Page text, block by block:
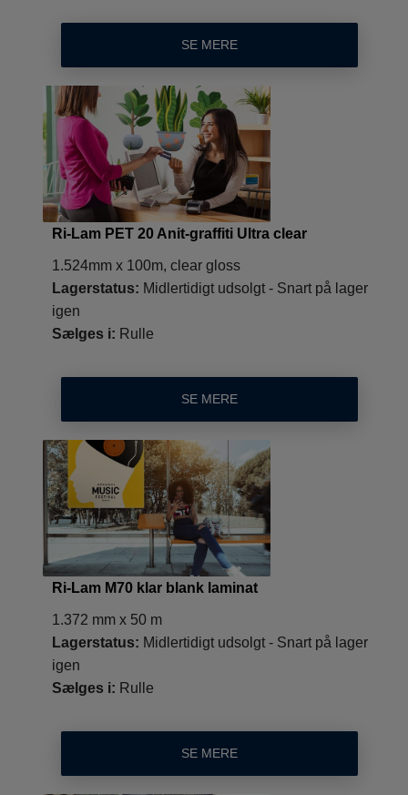
SE MERE
Ri-Lam PET 20 Anit-graffiti Ultra clear
1.524mm x 100m, clear gloss
Lagerstatus: Midlertidigt udsolgt - Snart på lager
igen
Sælges i: Rulle
SE MERE
Ri-Lam M70 klar blank laminat
1.372 mm x 50 m
Lagerstatus: Midlertidigt udsolgt - Snart på lager
igen
Sælges i: Rulle
SE MERE